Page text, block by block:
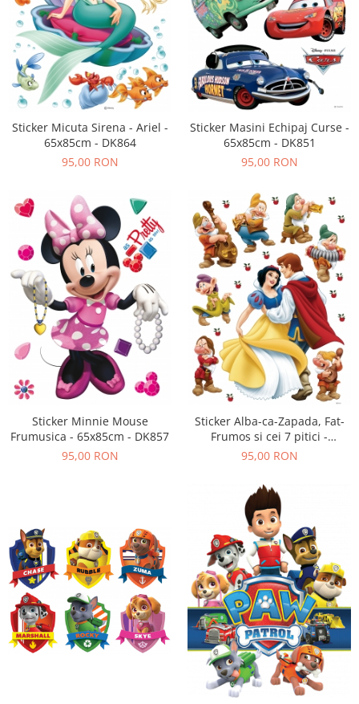
Sticker Micuta Sirena - Ariel -
65x85cm - DK864
95,00 RON
Sticker Masini Echipaj Curse -
65x85cm - DK851
95,00 RON
Sticker Minnie Mouse
Frumusica - 65x85cm - DK857
95,00 RON
Sticker Alba-ca-Zapada, Fat-
Frumos si cei 7 pitici -
65x85cm- DK880
95,00 RON